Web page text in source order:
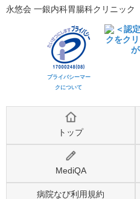
永悠会 一銀内科胃腸科クリニック
プライバシーマー
クについて
トップ
MediQA
病院なび利用規約